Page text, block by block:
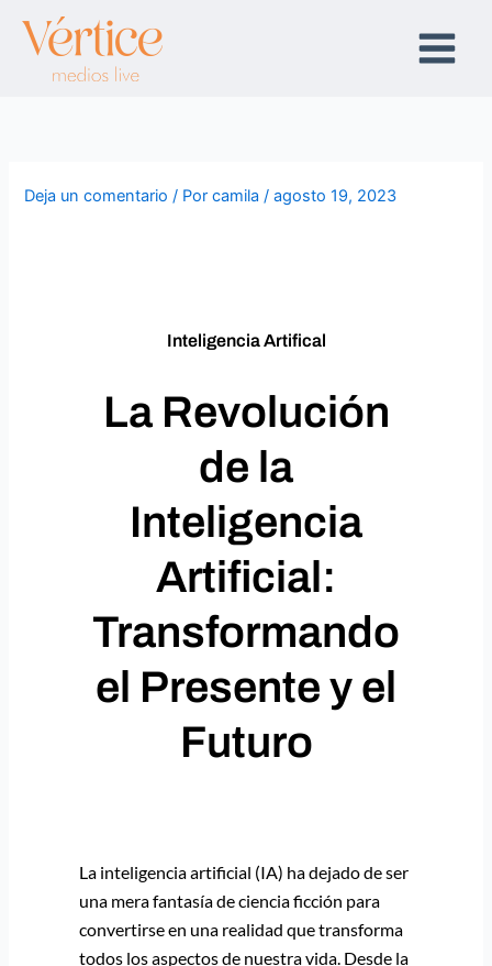
Deja un comentario / Porcamila/agosto 19, 2023
Inteligencia Artifical
La Revolución
de la
Inteligencia
Artificial:
Transformando
el Presente y el
Futuro
La inteligencia artificial (IA) ha dejado de ser
una mera fantasía de ciencia ficción para
convertirse en una realidad que transforma
todos los aspectos de nuestra vida. Desde la